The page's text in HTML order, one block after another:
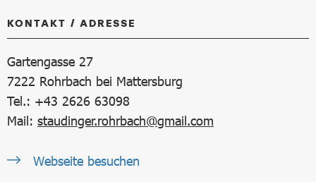
KONTAKT / ADRESSE
Gartengasse 27
7222 Rohrbach bei Mattersburg
Tel.: +43 2626 63098
Mail: staudinger.rohrbach@gmail.com
Webseite besuchen